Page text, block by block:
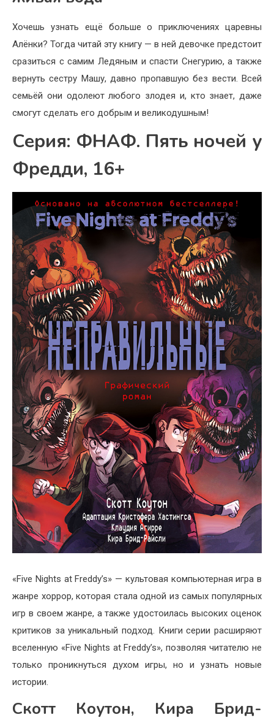
Хочешь узнать ещё больше о приключениях царевны
Алёнки? Тогда читай эту книгу — в ней девочке предстоит
сразиться с самим Ледяным и спасти Снегурию, а также
вернуть сестру Машу, давно пропавшую без вести. Всей
семьёй они одолеют любого злодея и, кто знает, даже
смогут сделать его добрым и великодушным!
Серия: ФНАФ. Пять ночей у
Фредди, 16+
«Five Nights at Freddy’s» — культовая компьютерная игра в
жанре хоррор, которая стала одной из самых популярных
игр в своем жанре, а также удостоилась высоких оценок
критиков за уникальный подход. Книги серии расширяют
вселенную «Five Nights at Freddy’s», позволяя читателю не
только проникнуться духом игры, но и узнать новые
истории.
Скотт Коутон, Кира Брид-